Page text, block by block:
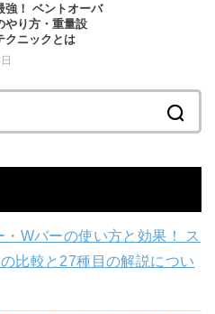
強！ ベントオーバ
やり方・重量設
クニックとは
・Wバーの使い方と効果！ ス
比較と27種目の解説につい